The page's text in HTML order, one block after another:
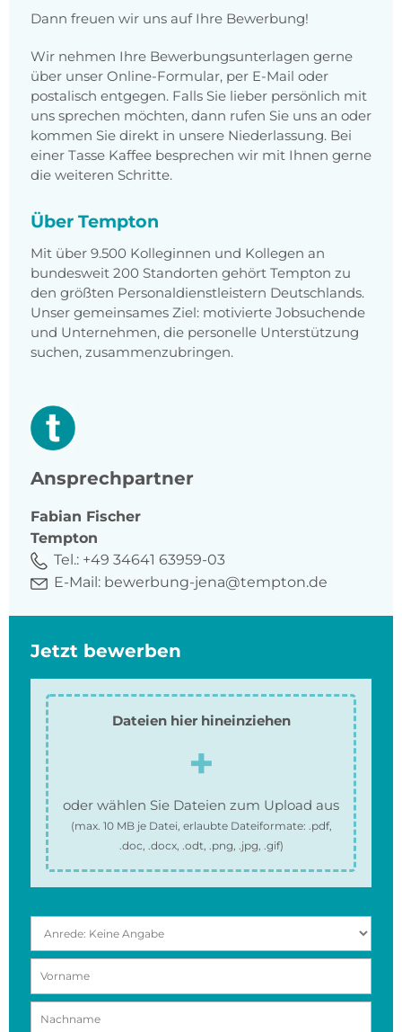
Dann freuen wir uns auf Ihre Bewerbung!
Wir nehmen Ihre Bewerbungsunterlagen gerne
über unser Online-Formular, per E-Mail oder
postalisch entgegen. Falls Sie lieber persönlich mit
uns sprechen möchten, dann rufen Sie uns an oder
kommen Sie direkt in unsere Niederlassung. Bei
einer Tasse Kaffee besprechen wir mit Ihnen gerne
die weiteren Schritte.
Über Tempton
Mit über 9.500 Kolleginnen und Kollegen an
bundesweit 200 Standorten gehört Tempton zu
den größten Personaldienstleistern Deutschlands.
Unser gemeinsames Ziel: motivierte Jobsuchende
und Unternehmen, die personelle Unterstützung
suchen, zusammenzubringen.
Ansprechpartner
Fabian Fischer
Tempton
Tel.: +49 34641 63959-03
E-Mail: bewerbung-jena@tempton.de
Jetzt bewerben
Dateien hier hineinziehen
oder wählen Sie Dateien zum Upload aus
(max. 10 MBje Datei, erlaubte Dateiformate: .pdf,
.doc, .docx, .odt, .png, .jpg, .gif)